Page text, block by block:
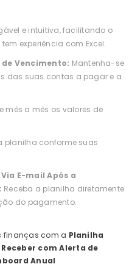
e intuitiva, facilitando o
experiência com Excel.
Vencimento: Mantenha-se
das suas contas a pagar e a
mês a mês os valores de
planilha conforme suas
E-mail Após a
Receba a planilha diretamente
do pagamento.
finanças com a Planilha
com Alerta de
Anual